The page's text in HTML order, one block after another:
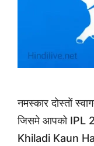
नमस्कार दोस्तों
जिसमे आपको IPL
Khiladi Kaun Hai